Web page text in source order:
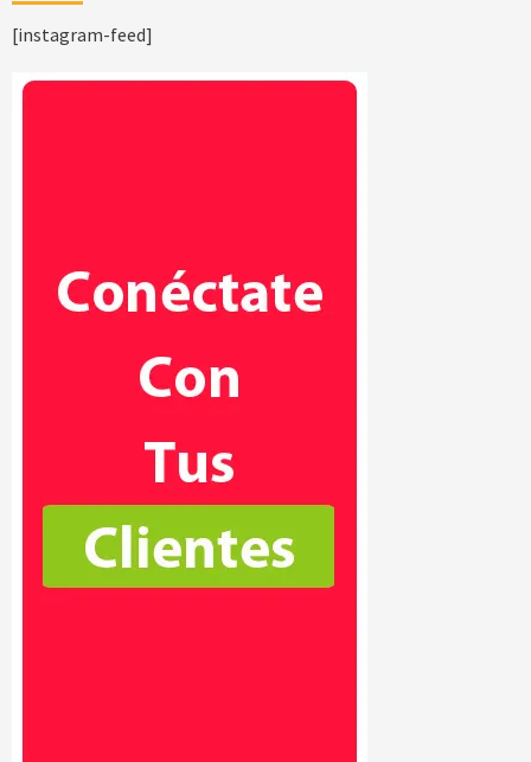
[instagram-feed]